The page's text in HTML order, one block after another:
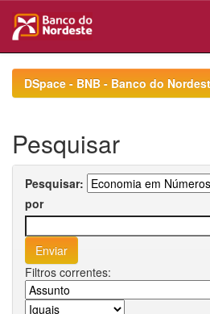
navigationDSpace - BNB - Banco do
Pesquisar
Pesquisar:
por
Filtros correntes: